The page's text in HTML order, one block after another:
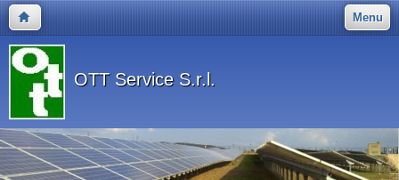
Menu
OTT Service S.r.l.